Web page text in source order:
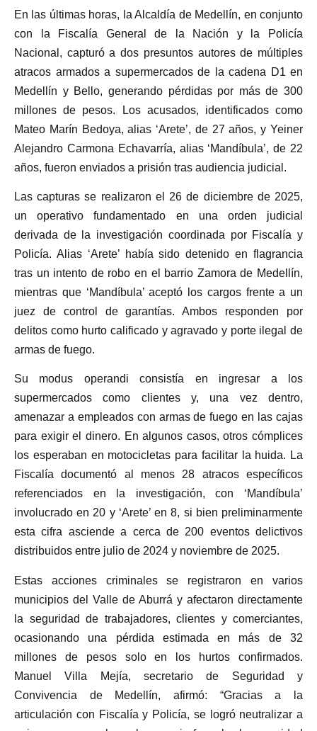
En las últimas horas, la Alcaldía de Medellín, en conjunto
con la Fiscalía General de la Nación y la Policía
Nacional, capturó a dos presuntos autores de múltiples
atracos armados a supermercados de la cadena D1 en
Medellín y Bello, generando pérdidas por más de 300
millones de pesos. Los acusados, identificados como
Mateo Marín Bedoya, alias ‘Arete’, de 27 años, y Yeiner
Alejandro Carmona Echavarría, alias ‘Mandíbula’, de 22
años, fueron enviados a prisión tras audiencia judicial.
Las capturas se realizaron el 26 de diciembre de 2025,
un operativo fundamentado en una orden judicial
derivada de la investigación coordinada por Fiscalía y
Policía. Alias ‘Arete’ había sido detenido en flagrancia
tras un intento de robo en el barrio Zamora de Medellín,
mientras que ‘Mandíbula’ aceptó los cargos frente a un
juez de control de garantías. Ambos responden por
delitos como hurto calificado y agravado y porte ilegal de
armas de fuego.
Su modus operandi consistía en ingresar a los
supermercados como clientes y, una vez dentro,
amenazar a empleados con armas de fuego en las cajas
para exigir el dinero. En algunos casos, otros cómplices
los esperaban en motocicletas para facilitar la huida. La
Fiscalía documentó al menos 28 atracos específicos
referenciados en la investigación, con ‘Mandíbula’
involucrado en 20 y ‘Arete’ en 8, si bien preliminarmente
esta cifra asciende a cerca de 200 eventos delictivos
distribuidos entre julio de 2024 y noviembre de 2025.
Estas acciones criminales se registraron en varios
municipios del Valle de Aburrá y afectaron directamente
la seguridad de trabajadores, clientes y comerciantes,
ocasionando una pérdida estimada en más de 32
millones de pesos solo en los hurtos confirmados.
Manuel Villa Mejía, secretario de Seguridad y
Convivencia de Medellín, afirmó: “Gracias a la
articulación con Fiscalía y Policía, se logró neutralizar a